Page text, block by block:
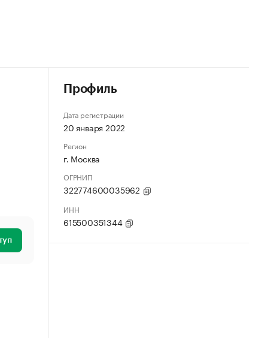
Профиль
Дата регистрации
20 января 2022
Регион
г. Москва
ОГРНИП
322774600035962
ИНН
615500351344